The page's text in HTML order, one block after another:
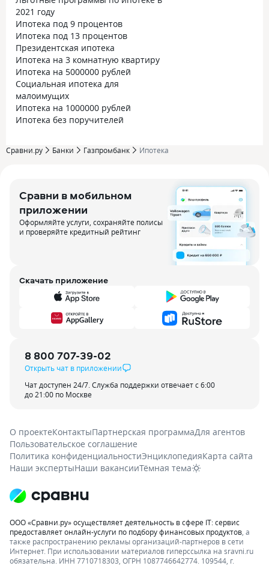
2021 году
Ипотека под 9 процентов
Ипотека под 13 процентов
Президентская ипотека
Ипотека на 3 комнатную квартиру
Ипотека на 5000000 рублей
Социальная ипотека для
малоимущих
Ипотека на 1000000 рублей
Ипотека без поручителей
Сравни.ру Банки Газпромбанк Ипотека
Сравни в мобильном
приложении
Оформляйте услуги, сохраняйте полисы
и проверяйте кредитный рейтинг
Скачать приложение
8 800 707-39-02
Открыть чат в приложении
Чат доступен 24/7. Служба поддержки отвечает с 6:00
до 21:00 по Москве
О проектеКонтактыПартнерская программаДля агентов
Пользовательское соглашение
Политика конфиденциальностиЭнциклопедияКарта сайта
Наши экспертыНаши вакансииТёмная тема
ООО «Сравни.ру» осуществляет деятельность в сфере IT: сервис
предоставляет онлайн-услуги по подбору финансовых продуктов , а
также распространению рекламы организаций-партнеров в сети
Интернет. При использовании материалов гиперссылка на sravni.ru
обязательна. ИНН 7710718303, ОГРН 1087746642774. 109544, г.